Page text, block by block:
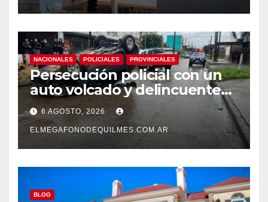
NACIONALES POLICIALES PROVINCIALES
Persecución policial con un
auto volcado y delincuentes
detenidos en San Francisco
Solano
6 AGOSTO, 2026
ELMEGAFONODEQUILMES.COM.AR
BLOG